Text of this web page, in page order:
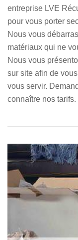
entreprise LVE
pour vous porter
Nous vous
matériaux qui ne
Nous vous
sur site afin de
vous servir.
connaître nos tarifs.